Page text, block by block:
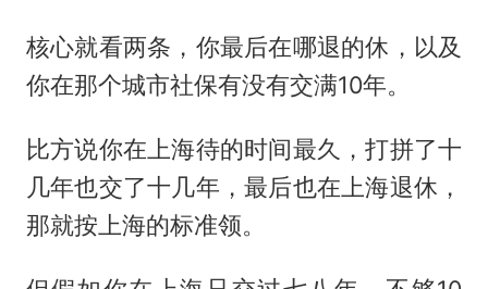
核心就看两条，你最后在哪退的休，以及
你在那个城市社保有没有交满10年。
比方说你在上海待的时间最久，打拼了十
几年也交了十几年，最后也在上海退休，
那就按上海的标准领。